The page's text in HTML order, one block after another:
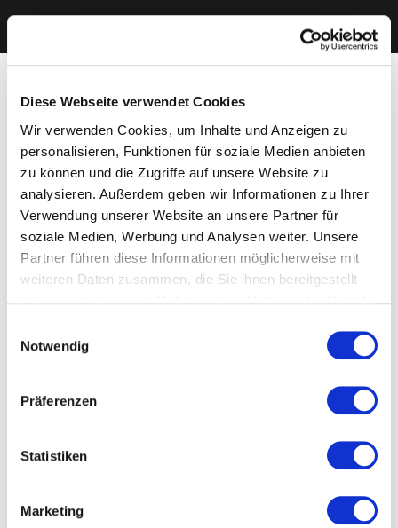
Diese Webseite verwendet Cookies
Wir verwenden Cookies, um Inhalte und Anzeigen zu
personalisieren, Funktionen für soziale Medien anbieten
zu können und die Zugriffe auf unsere Website zu
analysieren. Außerdem geben wir Informationen zu Ihrer
Verwendung unserer Website an unsere Partner für
soziale Medien, Werbung und Analysen weiter. Unsere
Partner führen diese Informationen möglicherweise mit
weiteren Daten zusammen, die Sie ihnen bereitgestellt
Cookies, wenn Sie unsere Webseite weiterhin nutzen.
Notwendig
Präferenzen
Statistiken
Marketing